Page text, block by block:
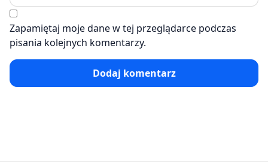
Zapamiętaj moje dane w tej przeglądarce podczas
pisania kolejnych komentarzy.
Dodaj komentarz